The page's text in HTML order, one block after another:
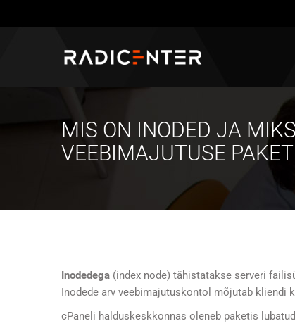
MIS ON INODED JA
VEEBIMAJUTUSE
Inodedega (index node) tähistatakse serveri
Inodede arv veebimajutuskontol mõjutab kliendi
cPaneli halduskeskkonnas oleneb paketis